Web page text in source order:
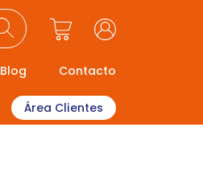
Blog Contacto
Área Clientes